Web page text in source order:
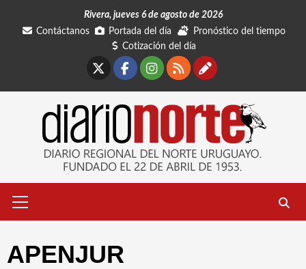
Rivera, jueves 6 de agosto de 2026
Contáctanos
Portada del día
Pronóstico del tiempo
Cotización del día
Facebook
Instagram
RSSContáctanos
primario
APENJUR